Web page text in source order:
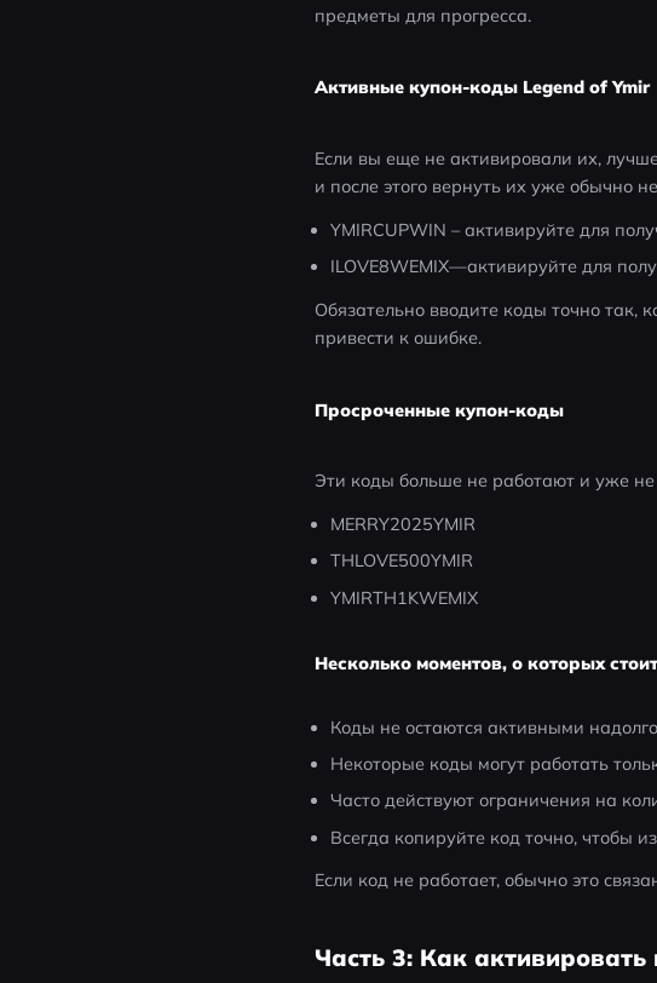
предметы для прогресса.
Активные купон-коды Legend of Ymir
Если вы еще не активировали их,
и после этого вернуть их уже обычно
YMIRCUPWIN – активируйте для
ILOVE8WEMIX—активируйте для
Обязательно вводите коды точно
привести к ошибке.
Просроченные купон-коды
Эти коды больше не работают и уже
MERRY2025YMIR
THLOVE500YMIR
YMIRTH1KWEMIX
Несколько моментов, о которых
Коды не остаются активными
Некоторые коды могут работать
Часто действуют ограничения на
Всегда копируйте код точно, чтобы
Если код не работает, обычно это
Часть 3: Как